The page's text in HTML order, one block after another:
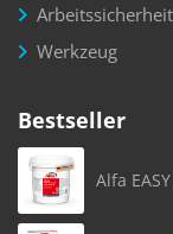
Werkzeug
Bestseller
Alfa